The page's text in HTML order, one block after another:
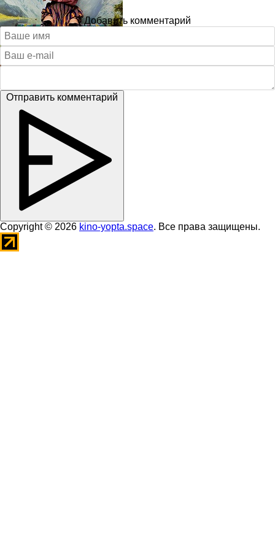
Добавить комментарий
Отправить комментарий
Copyright © 2026 kino-yopta.space. Все права защищены.